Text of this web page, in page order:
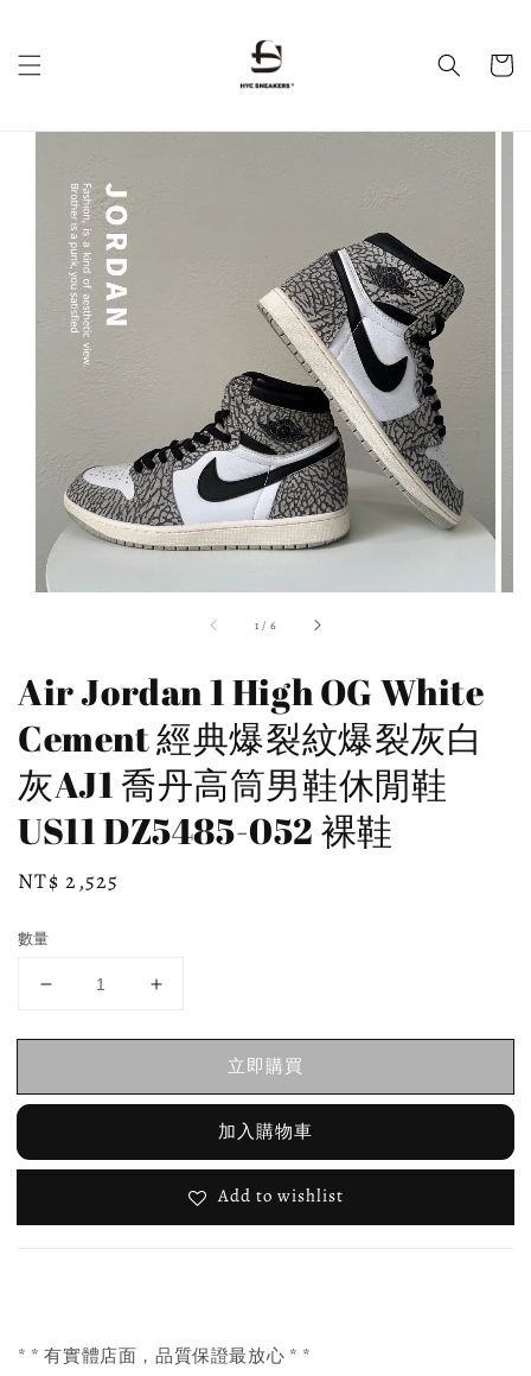
1 / 6
Air Jordan 1 High OG White
Cement 經典爆裂紋爆裂灰白
灰AJ1 喬丹高筒男鞋休閒鞋
US11 DZ5485-052 裸鞋
Regular
NT$ 2,525
數量
立即購買
加入購物車
Add to wishlist
* * 有實體店面，品質保證最放心 * *